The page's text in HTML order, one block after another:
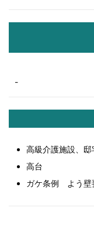
-
高級介護施設、邸
高台
ガケ条例 よう壁